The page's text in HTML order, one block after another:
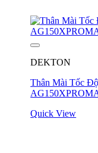
DEKTON
Thân Mài Tốc
Quick View